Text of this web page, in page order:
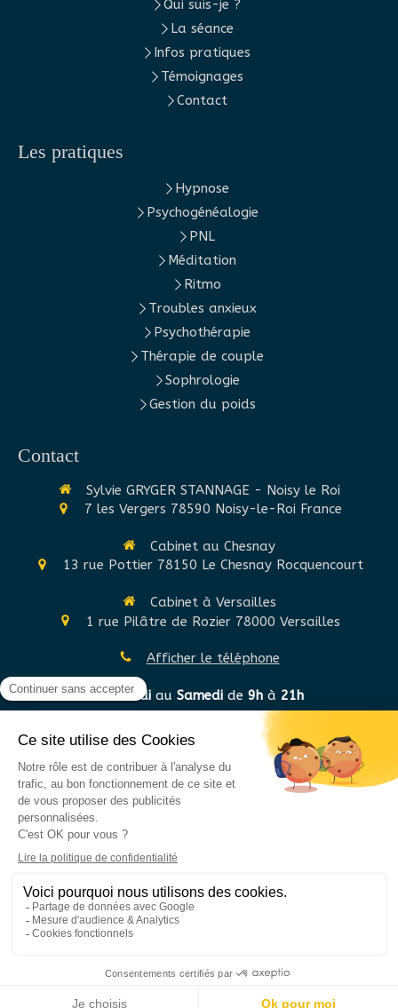
Qui suis-je ?
La séance
Infos pratiques
Témoignages
Contact
Les pratiques
Hypnose
Psychogénéalogie
PNL
Méditation
Ritmo
Troubles anxieux
Psychothérapie
Thérapie de couple
Sophrologie
Gestion du poids
Contact
Sylvie GRYGER STANNAGE - Noisy le Roi
7 les Vergers 78590 Noisy-le-Roi France
Cabinet au Chesnay
13 rue Pottier 78150 Le Chesnay Rocquencourt
Cabinet à Versailles
1 rue Pilâtre de Rozier 78000 Versailles
Afficher le téléphone
DuLundiau Samedide 9hà 21h
©2020 Sylvie GRYGER STANNAGE - Hypnothérapie
Plan du site
Création et référencement du site par Simplébo